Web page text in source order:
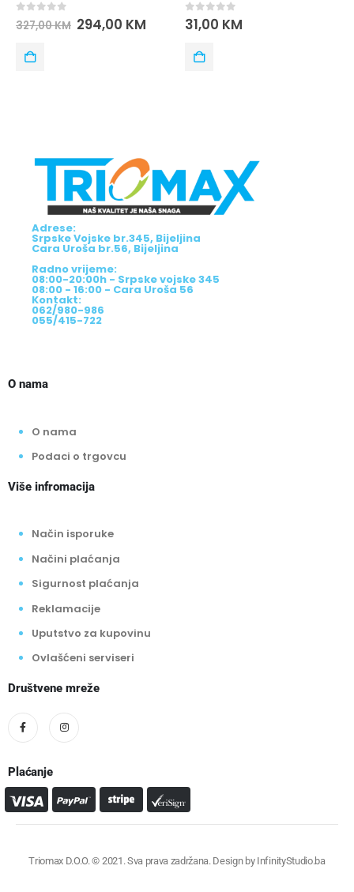
of 5
KM 294,00KM out of 5
31,00KM
Adrese:
Srpske Vojske br.345, Bijeljina
Cara Uroša br.56, Bijeljina
Radno vrijeme:
08:00-20:00h - Srpske vojske 345
08:00 - 16:00 - Cara Uroša 56
Kontakt:
062/980-986
055/415-722
O nama
O nama
Podaci o trgovcu
Više infromacija
Način isporuke
Načini plaćanja
Sigurnost plaćanja
Reklamacije
Uputstvo za kupovinu
Ovlašćeni serviseri
Društvene mreže
Plaćanje
Triomax D.O.O. © 2021. Sva prava zadržana. Design by InfinityStudio.ba